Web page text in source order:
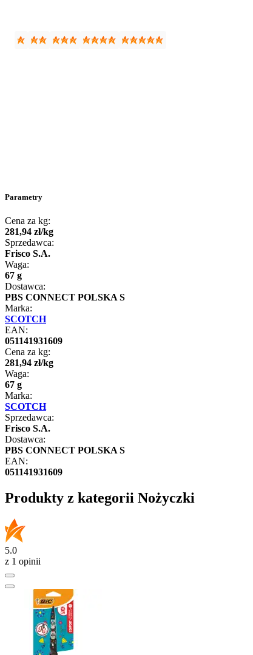
Parametry
Cena za kg:
281,94 zł/kg
Sprzedawca:
Frisco S.A.
Waga:
67 g
Dostawca:
PBS CONNECT POLSKA S
Marka:
SCOTCH
EAN:
051141931609
Cena za kg:
281,94 zł/kg
Waga:
67 g
Marka:
SCOTCH
Sprzedawca:
Frisco S.A.
Dostawca:
PBS CONNECT POLSKA S
EAN:
051141931609
Produkty z kategorii Nożyczki
5.0
z 1 opinii